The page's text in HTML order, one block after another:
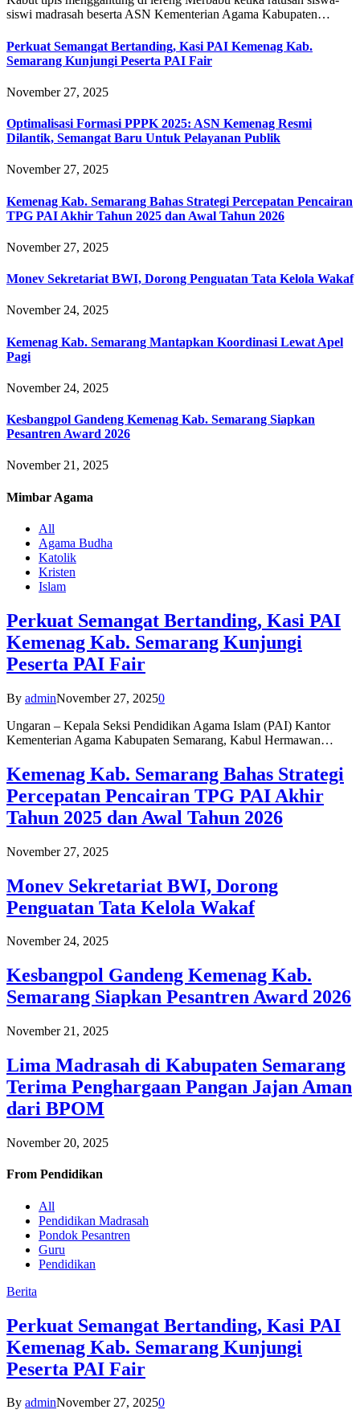
siswi madrasah beserta ASN Kementerian Agama Kabupaten…
Perkuat Semangat Bertanding, Kasi PAI Kemenag Kab.
Semarang Kunjungi Peserta PAI Fair
November 27, 2025
Optimalisasi Formasi PPPK 2025: ASN Kemenag Resmi
Dilantik, Semangat Baru Untuk Pelayanan Publik
November 27, 2025
Kemenag Kab. Semarang Bahas Strategi Percepatan Pencairan
TPG PAI Akhir Tahun 2025 dan Awal Tahun 2026
November 27, 2025
Monev Sekretariat BWI, Dorong Penguatan Tata Kelola Wakaf
November 24, 2025
Kemenag Kab. Semarang Mantapkan Koordinasi Lewat Apel
Pagi
November 24, 2025
Kesbangpol Gandeng Kemenag Kab. Semarang Siapkan
Pesantren Award 2026
November 21, 2025
Mimbar Agama
All
Agama Budha
Katolik
Kristen
Islam
Perkuat Semangat Bertanding, Kasi PAI
Kemenag Kab. Semarang Kunjungi
Peserta PAI Fair
By adminNovember 27, 20250
Ungaran – Kepala Seksi Pendidikan Agama Islam (PAI) Kantor
Kementerian Agama Kabupaten Semarang, Kabul Hermawan…
Kemenag Kab. Semarang Bahas Strategi
Percepatan Pencairan TPG PAI Akhir
Tahun 2025 dan Awal Tahun 2026
November 27, 2025
Monev Sekretariat BWI, Dorong
Penguatan Tata Kelola Wakaf
November 24, 2025
Kesbangpol Gandeng Kemenag Kab.
Semarang Siapkan Pesantren Award 2026
November 21, 2025
Lima Madrasah di Kabupaten Semarang
Terima Penghargaan Pangan Jajan Aman
dari BPOM
November 20, 2025
From Pendidikan
All
Pendidikan Madrasah
Pondok Pesantren
Guru
Pendidikan
Berita
Perkuat Semangat Bertanding, Kasi PAI
Kemenag Kab. Semarang Kunjungi
Peserta PAI Fair
By adminNovember 27, 20250